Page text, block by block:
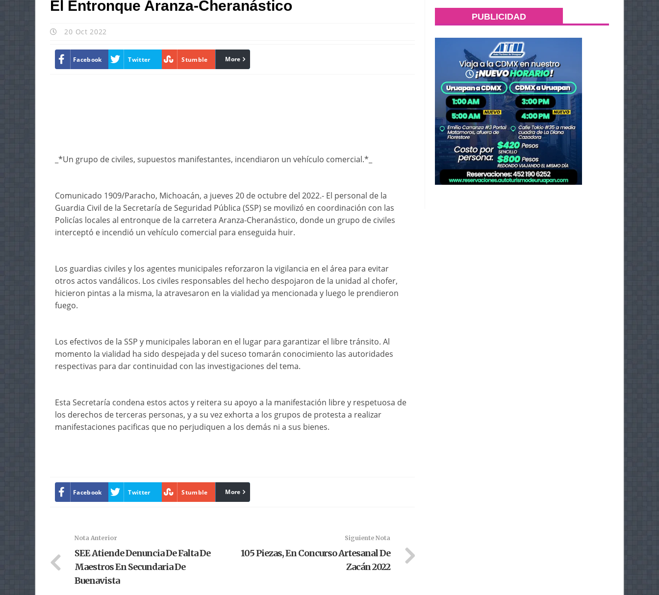
El Entronque Aranza-Cheranástico
20 Oct 2022
Facebook Twitter Stumble linkedin
More
_*Un grupo de civiles, supuestos manifestantes, incendiaron un vehículo comercial.*_
Comunicado 1909/Paracho, Michoacán, a jueves 20 de octubre del 2022.- El personal de la
Guardia Civil de la Secretaría de Seguridad Pública (SSP) se movilizó en coordinación con las
Policías locales al entronque de la carretera Aranza-Cheranástico, donde un grupo de civiles
interceptó e incendió un vehículo comercial para enseguida huir.
Los guardias civiles y los agentes municipales reforzaron la vigilancia en el área para evitar
otros actos vandálicos. Los civiles responsables del hecho despojaron de la unidad al chofer,
hicieron pintas a la misma, la atravesaron en la vialidad ya mencionada y luego le prendieron
fuego.
Los efectivos de la SSP y municipales laboran en el lugar para garantizar el libre tránsito. Al
momento la vialidad ha sido despejada y del suceso tomarán conocimiento las autoridades
respectivas para dar continuidad con las investigaciones del tema.
Esta Secretaría condena estos actos y reitera su apoyo a la manifestación libre y respetuosa de
los derechos de terceras personas, y a su vez exhorta a los grupos de protesta a realizar
manifestaciones pacificas que no perjudiquen a los demás ni a sus bienes.
Facebook Twitter Stumble linkedin
More
Nota Anterior
SEE Atiende Denuncia De Falta De
Maestros En Secundaria De
Buenavista
Siguiente Nota
105 Piezas, En Concurso Artesanal De
Zacán 2022
PUBLICIDAD